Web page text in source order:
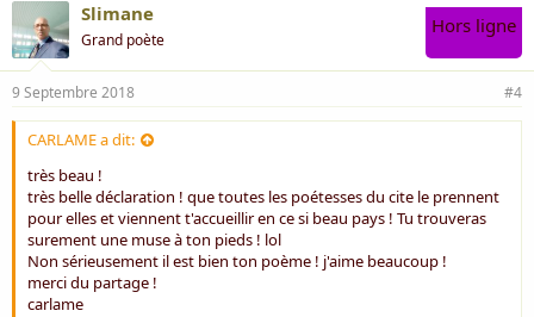
Slimane
Grand poète
Hors ligne
9 Septembre 2018 #4
CARLAME a dit:
très beau !
très belle déclaration ! que toutes les poétesses du cite le prennent
pour elles et viennent t'accueillir en ce si beau pays ! Tu trouveras
surement une muse à ton pieds ! lol
Non sérieusement il est bien ton poème ! j'aime beaucoup !
merci du partage !
carlame